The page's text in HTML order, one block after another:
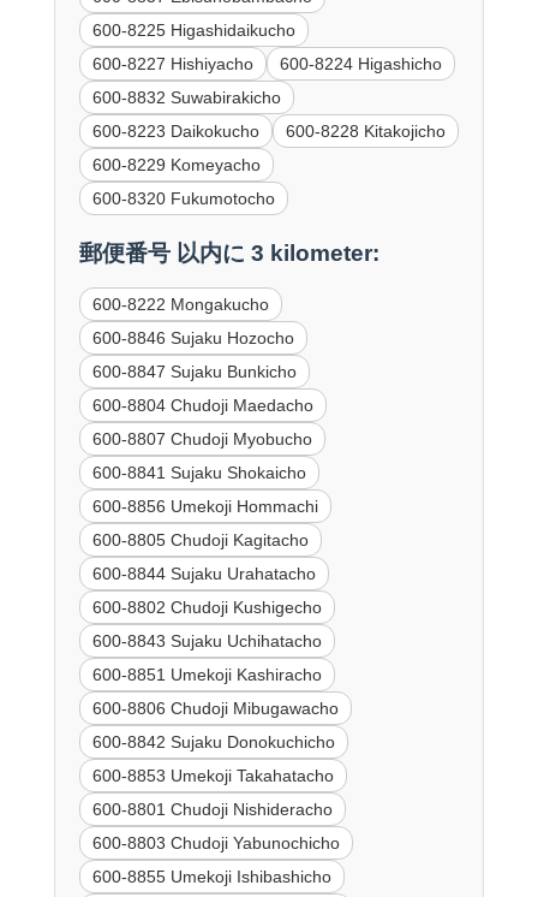
600-8225 Higashidaikucho
600-8227 Hishiyacho
600-8224 Higashicho
600-8832 Suwabirakicho
600-8223 Daikokucho
600-8228 Kitakojicho
600-8229 Komeyacho
600-8320 Fukumotocho
郵便番号 以内に 3 kilometer:
600-8222 Mongakucho
600-8846 Sujaku Hozocho
600-8847 Sujaku Bunkicho
600-8804 Chudoji Maedacho
600-8807 Chudoji Myobucho
600-8841 Sujaku Shokaicho
600-8856 Umekoji Hommachi
600-8805 Chudoji Kagitacho
600-8844 Sujaku Urahatacho
600-8802 Chudoji Kushigecho
600-8843 Sujaku Uchihatacho
600-8851 Umekoji Kashiracho
600-8806 Chudoji Mibugawacho
600-8842 Sujaku Donokuchicho
600-8853 Umekoji Takahatacho
600-8801 Chudoji Nishideracho
600-8803 Chudoji Yabunochicho
600-8855 Umekoji Ishibashicho